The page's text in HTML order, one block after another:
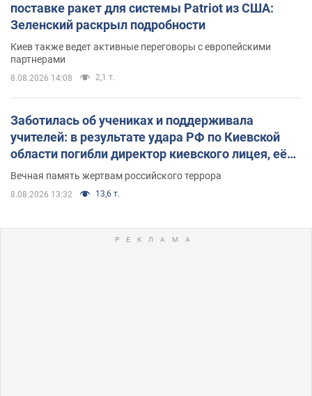
поставке ракет для системы Patriot из США:
Зеленский раскрыл подробности
Киев также ведет активные переговоры с европейскими
партнерами
8.08.2026 14:08 2,1 т.
Заботилась об учениках и поддерживала
учителей: в результате удара РФ по Киевской
области погибли директор киевского лицея, её
муж и внук
Вечная память жертвам российского террора
8.08.2026 13:32 13,6 т.